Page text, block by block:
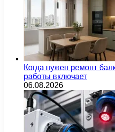
Когда нужен ремонт
работы включает
06.08.2026